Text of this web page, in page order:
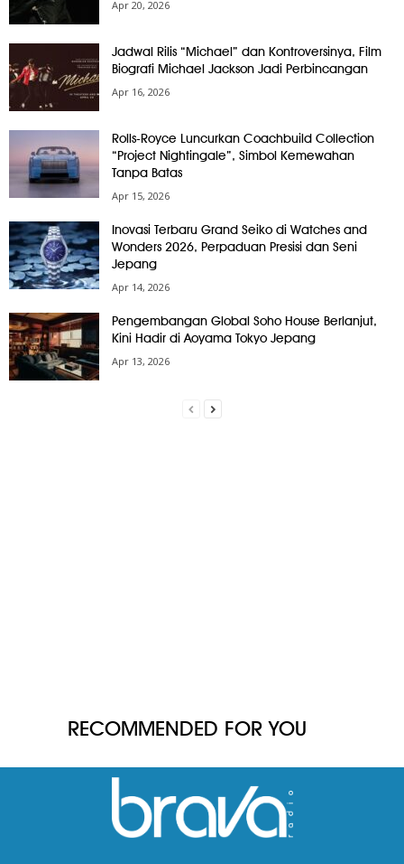
Apr 20, 2026
Jadwal Rilis “Michael” dan Kontroversinya, Film
Biografi Michael Jackson Jadi Perbincangan
Apr 16, 2026
Rolls-Royce Luncurkan Coachbuild Collection
“Project Nightingale”, Simbol Kemewahan
Tanpa Batas
Apr 15, 2026
Inovasi Terbaru Grand Seiko di Watches and
Wonders 2026, Perpaduan Presisi dan Seni
Jepang
Apr 14, 2026
Pengembangan Global Soho House Berlanjut,
Kini Hadir di Aoyama Tokyo Jepang
Apr 13, 2026
RECOMMENDED FOR YOU